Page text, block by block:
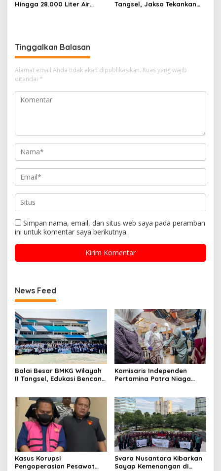
Hingga 28.000 Liter Air
Tangsel, Jaksa Tekankan
Tinggalkan Balasan
Alamat email Anda tidak akan dipublikasikan. Ruas yang wajib
ditandai *
Simpan nama, email, dan situs web saya pada peramban
ini untuk komentar saya berikutnya.
News Feed
Balai Besar BMKG Wilayah
II Tangsel, Edukasi Bencana
23
Komisaris Independen
Pertamina Patra Niaga
Sentuhan Kemanusiaan dan
Keberlanjutan
Kasus Korupsi
Pengoperasian Pesawat
Svara Nusantara Kibarkan
Sayap Kemenangan di